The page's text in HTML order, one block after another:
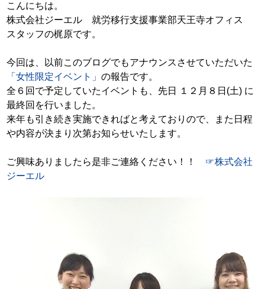
こんにちは。
株式会社ジーエル 就労移行支援事業部天王寺オフィス
スタッフの梶原です。
今回は、以前このブログでもアナウンスさせていただいた
「女性限定イベント」の報告です。
全６回で予定していたイベントも、先日 １２月８日(土) に
最終回を行いました。
来年も引き続き実施できればと考えておりので、また日程
や内容が決まり次第お知らせいたします。
ご興味ありましたら是非ご連絡ください！！ ☞株式会社
ジーエル